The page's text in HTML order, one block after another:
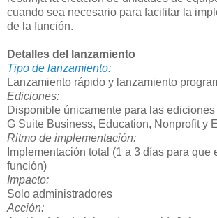
cuando sea necesario para facilitar la
de la función.
Detalles del lanzamiento
Tipo de lanzamiento:
Lanzamiento rápido y lanzamiento
Ediciones:
Disponible únicamente para las ediciones
G Suite Business, Education, Nonprofit y
Ritmo de implementación:
Implementación total (1 a 3 días para que
función)
Impacto:
Solo administradores
Acción: